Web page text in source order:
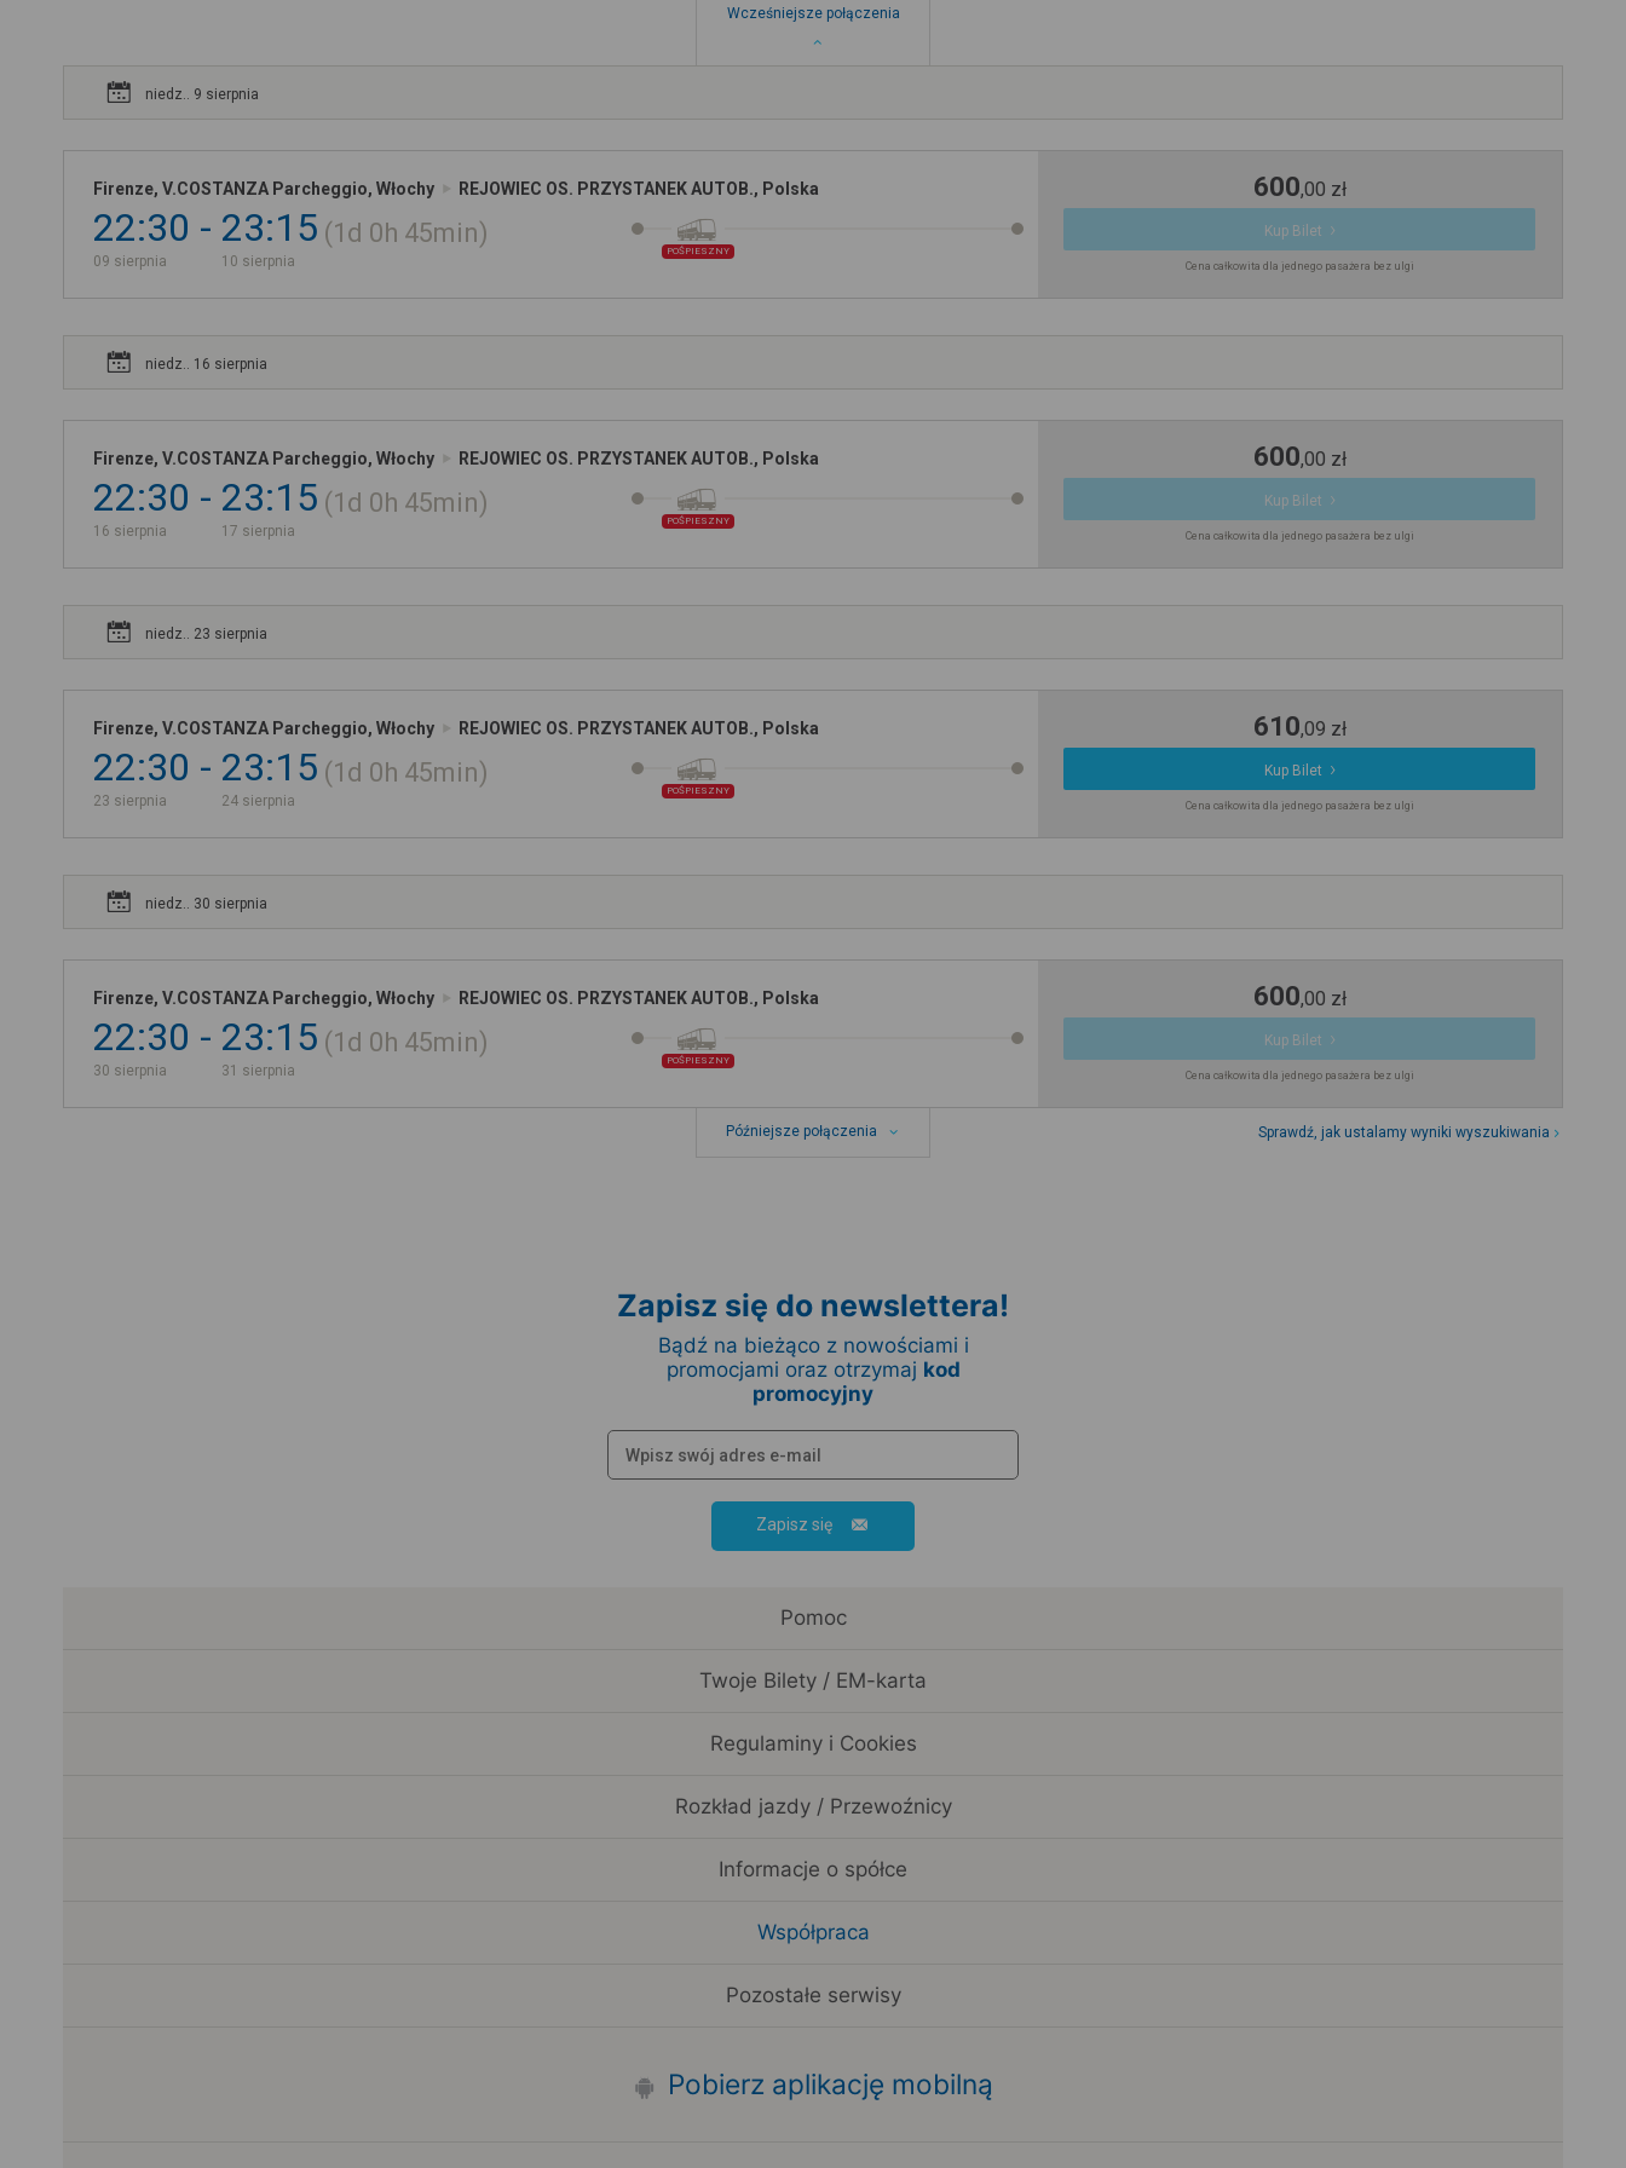
Wcześniejsze połączenia
niedz.. 9 sierpnia
Firenze, V.COSTANZA Parcheggio, Włochy REJOWIEC OS. PRZYSTANEK AUTOB., Polska
22:30
09 sierpnia
23:15
10 sierpnia
1d 0h 45min
POŚPIESZNY
600,00 zł
Kup Bilet
Cena całkowita dla jednego pasażera bez ulgi
niedz.. 16 sierpnia
Firenze, V.COSTANZA Parcheggio, Włochy REJOWIEC OS. PRZYSTANEK AUTOB., Polska
22:30
16 sierpnia
23:15
17 sierpnia
1d 0h 45min
POŚPIESZNY
600,00 zł
Kup Bilet
Cena całkowita dla jednego pasażera bez ulgi
niedz.. 23 sierpnia
Firenze, V.COSTANZA Parcheggio, Włochy REJOWIEC OS. PRZYSTANEK AUTOB., Polska
22:30
23 sierpnia
23:15
24 sierpnia
1d 0h 45min
POŚPIESZNY
610,09 zł
Kup Bilet
Cena całkowita dla jednego pasażera bez ulgi
niedz.. 30 sierpnia
Firenze, V.COSTANZA Parcheggio, Włochy REJOWIEC OS. PRZYSTANEK AUTOB., Polska
22:30
30 sierpnia
23:15
31 sierpnia
1d 0h 45min
POŚPIESZNY
600,00 zł
Kup Bilet
Cena całkowita dla jednego pasażera bez ulgi
Późniejsze połączenia Sprawdź, jak ustalamy wyniki wyszukiwania
Zapisz się do newslettera!
Bądź na bieżąco z nowościami i
promocjami oraz otrzymaj kod
promocyjny
Zapisz się
Pomoc
Twoje Bilety / EM-karta
Regulaminy i Cookies
Rozkład jazdy / Przewoźnicy
Informacje o spółce
Współpraca
Pozostałe serwisy
Pobierz aplikację mobilną